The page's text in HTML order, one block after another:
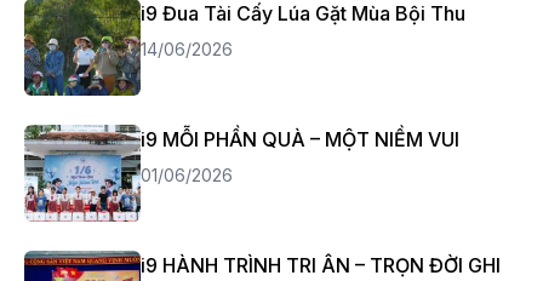
i9 Đua Tài Cấy Lúa Gặt Mùa Bội Thu
14/06/2026
i9 MỖI PHẦN QUÀ – MỘT NIỀM VUI
01/06/2026
i9 HÀNH TRÌNH TRI ÂN – TRỌN ĐỜI GHI